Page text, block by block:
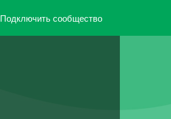
Подключить сообщество